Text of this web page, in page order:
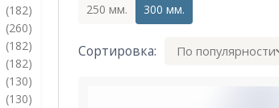
(182)
(260)
(182)
(182)
(130)
(130)
250 мм.
300 мм.
Сортировка: По популярности